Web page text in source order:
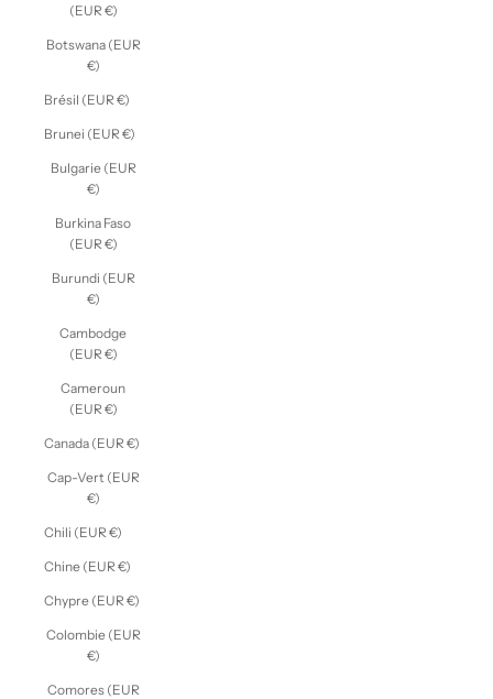
(EUR €)
Botswana (EUR
€)
Brésil (EUR €)
Brunei (EUR €)
Bulgarie (EUR
€)
Burkina Faso
(EUR €)
Burundi (EUR
€)
Cambodge
(EUR €)
Cameroun
(EUR €)
Canada (EUR €)
Cap-Vert (EUR
€)
Chili (EUR €)
Chine (EUR €)
Chypre (EUR €)
Colombie (EUR
€)
Comores (EUR